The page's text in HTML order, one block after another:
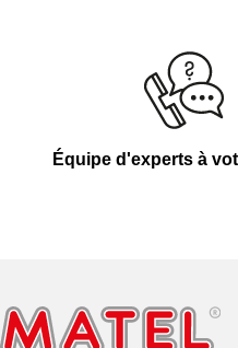
Équipe d'experts à